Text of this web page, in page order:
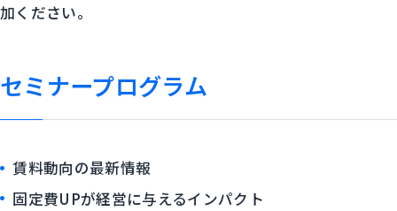
加ください。
セミナープログラム
賃料動向の最新情報
固定費UPが経営に与えるインパクト